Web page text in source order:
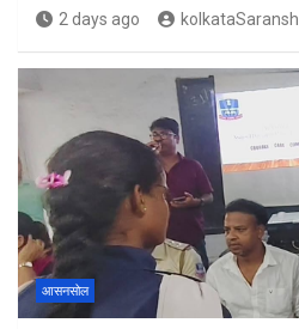
2 days ago kolkataSaransh
आसनसोल